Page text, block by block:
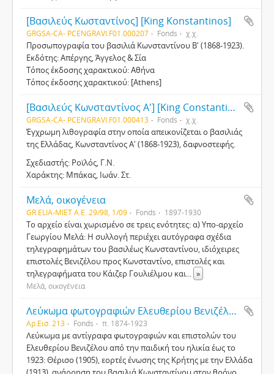
[Βασιλεύς Κωσταντίνος] [King Konstantinos]
GRGSA-CA- PCENGRAVI.F01.000207 Fonds χ.χ.
Προσωπογραφία του βασιλιά Κωνσταντίνου Β' (1868-1923).
Εκδότης: Απέργης, Άγγελος & Σία
Τόπος έκδοσης χαρακτικού: Αθήνα
Τόπος έκδοσης χαρακτικού: [Athens]
[Βασιλεύς Κωνσταντίνος A'] [King Constantine I]
GRGSA-CA- PCENGRAVI.F01.000413 Fonds χ.χ.
Έγχρωμη λιθογραφία στην οποία απεικονίζεται ο βασιλιάς
της Ελλάδας, Κωνσταντίνος Α' (1868-1923), δαφνοστεφής.
Σχεδιαστής: Ροϊλός, Γ.Ν.
Χαράκτης: Μπάκας, Ιωάν. Στ.
Μελά, οικογένεια
GR ELIA-MIET Α.Ε. 29/98, 1/09 Fonds 1897-1930
Το αρχείο είναι χωρισμένο σε τρεις ενότητες: α) Υπο-αρχείο
Γεωργίου Μελά: Η συλλογή περιέχει αυτόγραφα σχέδια
τηλεγραφημάτων του βασιλέως Κωνσταντίνου, ιδιόχειρες
επιστολές Βενιζέλου προς Κωνσταντίνο, επιστολές και
τηλεγραφήματα του Κάιζερ Γουλιέλμου και... »
Μελά, οικογένεια
Λεύκωμα φωτογραφιών Ελευθερίου Βενιζέλου
Αρ.Εισ. 213 Fonds π. 1874-1923
Λεύκωμα με αντίγραφα φωτογραφιών και επιστολών του
Ελευθερίου Βενιζέλου από την παιδική του ηλικία έως το
1923: Θέρισο (1905), εορτές ένωσης της Κρήτης με την Ελλάδα